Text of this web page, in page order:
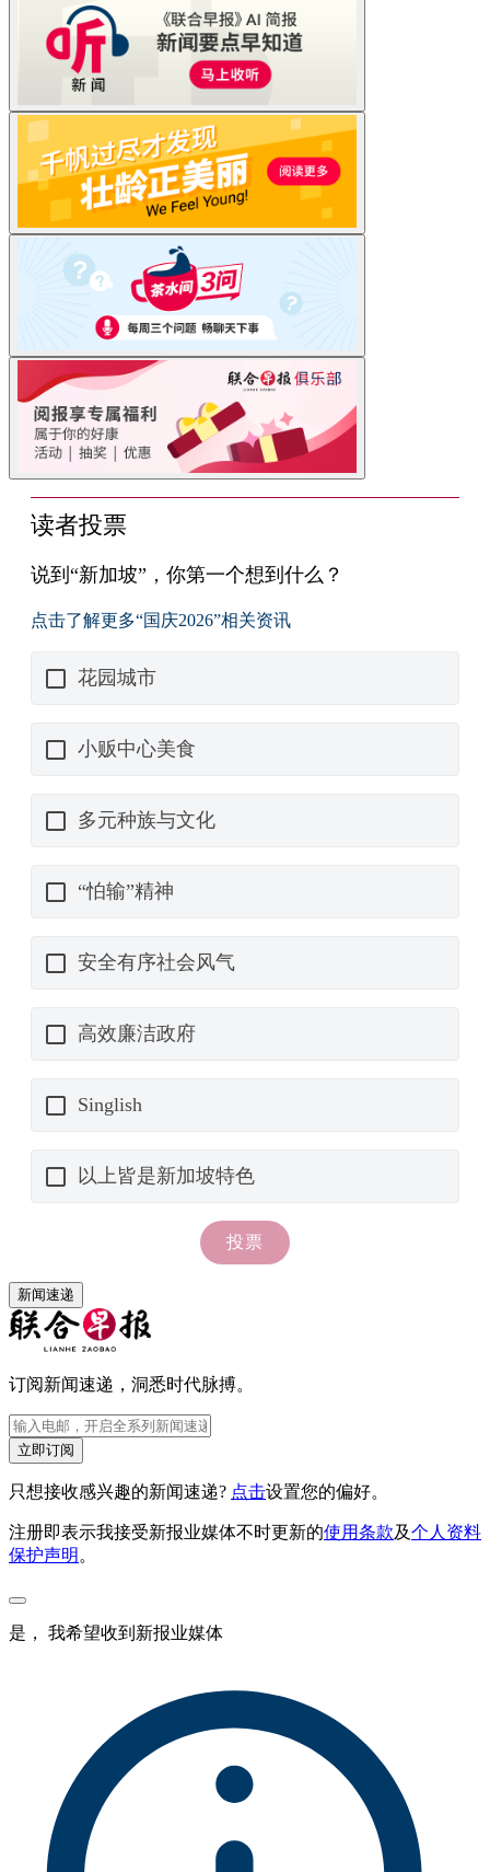
新闻速递
订阅新闻速递，洞悉时代脉搏。
立即订阅
只想接收感兴趣的新闻速递? 点击设置您的偏好。
注册即表示我接受新报业媒体不时更新的使用条款及个人资料
保护声明 。
是， 我希望收到新报业媒体